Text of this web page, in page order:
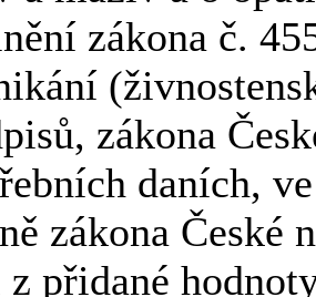
zákona č.
zákona
daních,
zákona České
z přidané